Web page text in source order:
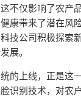
不仅影响了农产
康带来了潜在风
技公司积极探索
展。
的上线，正是这
识别技术，对农